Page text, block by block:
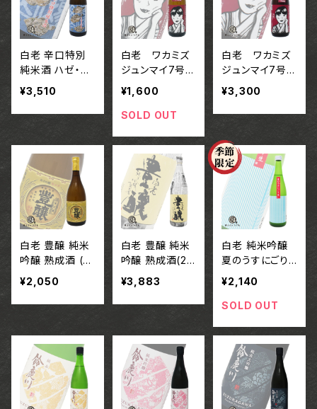
白老 辛口特別
純米酒 ハゼ・カ
ワハギラベル【18
00ml】/ 愛知 澤
田酒造株式会社
¥3,510
白老 ワカミズ
ジュンマイ7号
【720ml】 / 愛知
澤田酒造株式会
社
¥1,600
SOLD OUT
白老 ワカミズ
ジュンマイ7号【1
800ml】 / 愛知
澤田酒造株式会
社
¥3,300
白老 豊醸 純米
吟醸 熟成酒 (2
年熟成) 【720
ml】/ 愛知 澤田
酒造株式会社
¥2,050
白老 豊醸 純米
吟醸 熟成酒(2
年熟成)【1800m
l】/ 愛知 澤田酒
造株式会社
¥3,883
白老 純米吟醸
夏のうすにごり
生酒【720ml】/
愛知 澤田酒造
株式会社
¥2,140
SOLD OUT